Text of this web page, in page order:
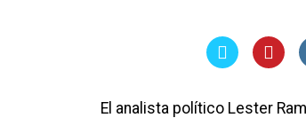
El analista político Lester